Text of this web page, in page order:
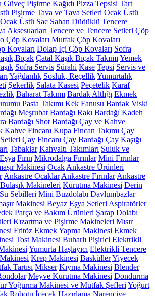
Güveç Pişirme Kağıdı Pizza Tepsisi Tart
Pişirme Tava ve Tava Setleri Ocak Üstü
Ocak Üstü Sac Sahan Düdüklü Tencere
Aksesuarları Tencere ve Tencere Setleri Çöp
Çöp Kovaları Mutfak Çöp Kovaları
Kovaları Dolap İçi Çöp Kovaları Sofra
Çatal Kaşık Bıçak Takımı Yemek
Sofra Servis Sürahi Kase Tepsi Servis ve
Yağdanlık Sosluk, ReçellikYumurtalık
Şekerlik Salata Kasesi Peçetelik Karaf
Baharat Takımı Bardak Altlığı Ekmek
Pasta Takımı Kek Fanusu Bardak Viski
Meşrubat Bardağı Rakı Bardağı Kadeh
Bardağı Shot Bardağı Çay ve Kahve
Kahve Fincanı Kupa Fincan Takımı Çay
Çay Fincanı Çay Bardağı Çay Kaşığı
Tabaklar Kahvaltı Takımları Suluk ve
Fırın Mikrodalga Fırınlar Mini Fırınlar
Makinesi Ocak Ankastre Ürünleri
Ankastre Ocaklar Ankastre Fırınlar Ankastre
Bulaşık Makineleri Kurutma Makinesi Derin
Su Sebilleri Mini Buzdolabı Davlumbazlar
Makinesi Beyaz Eşya Setleri Aspiratörler
Parça ve Bakım Ürünleri Şarap Dolabı
Kızartma ve Pişirme Makineleri Mısır
Fritöz Ekmek Yapma Makinesi Ekmek
Tost Makinesi Buharlı Pişirici Elektrikli
Yumurta Haşlayıcı Elektrikli Tencere
Krep Makinesi BasküllerYiyecek
Tartısı Mikser Kıyma Makinesi Blender
Meyve Kurutma Makinesi Dondurma
Yoğurma Makinesi ve Mutfak Şefleri Yoğurt
Robotu İçecek Hazırlama Narenciye